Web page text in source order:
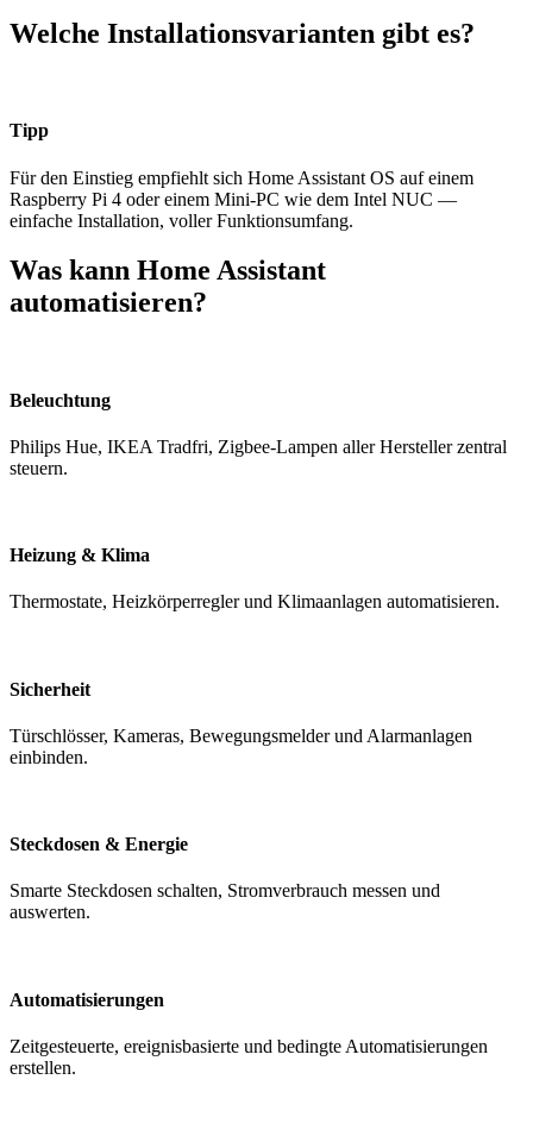
Welche Installationsvarianten gibt es?
Tipp
Für den Einstieg empfiehlt sich Home Assistant OS auf einem
Raspberry Pi 4 oder einem Mini-PC wie dem Intel NUC —
einfache Installation, voller Funktionsumfang.
Was kann Home Assistant
automatisieren?
Beleuchtung
Philips Hue, IKEA Tradfri, Zigbee-Lampen aller Hersteller zentral
steuern.
Heizung & Klima
Thermostate, Heizkörperregler und Klimaanlagen automatisieren.
Sicherheit
Türschlösser, Kameras, Bewegungsmelder und Alarmanlagen
einbinden.
Steckdosen & Energie
Smarte Steckdosen schalten, Stromverbrauch messen und
auswerten.
Automatisierungen
Zeitgesteuerte, ereignisbasierte und bedingte Automatisierungen
erstellen.